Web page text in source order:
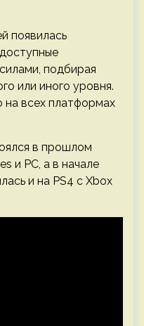
появилась
подбирая
или иного уровня.
всех платформах
в прошлом
и PC, а в начале
и на PS4 с Xbox